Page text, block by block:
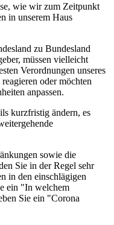
wie wir zum Zeitpunkt
in unserem Haus
zu Bundesland
müssen vielleicht
Verordnungen unseres
oder möchten
anpassen.
kurzfristig ändern, es
sowie die
Sie in der Regel sehr
in den einschlägigen
ein "In welchem
Sie ein "Corona